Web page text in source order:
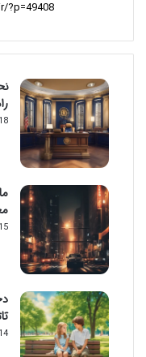
18 مرداد
15 مرداد
14 مرداد